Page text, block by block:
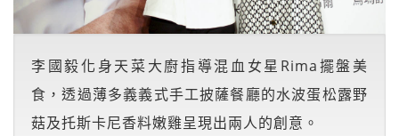
李國毅化身天菜大廚指導混血女星Rima擺盤美
食，透過薄多義義式手工披薩餐廳的水波蛋松露野
菇及托斯卡尼香料嫩雞呈現出兩人的創意。